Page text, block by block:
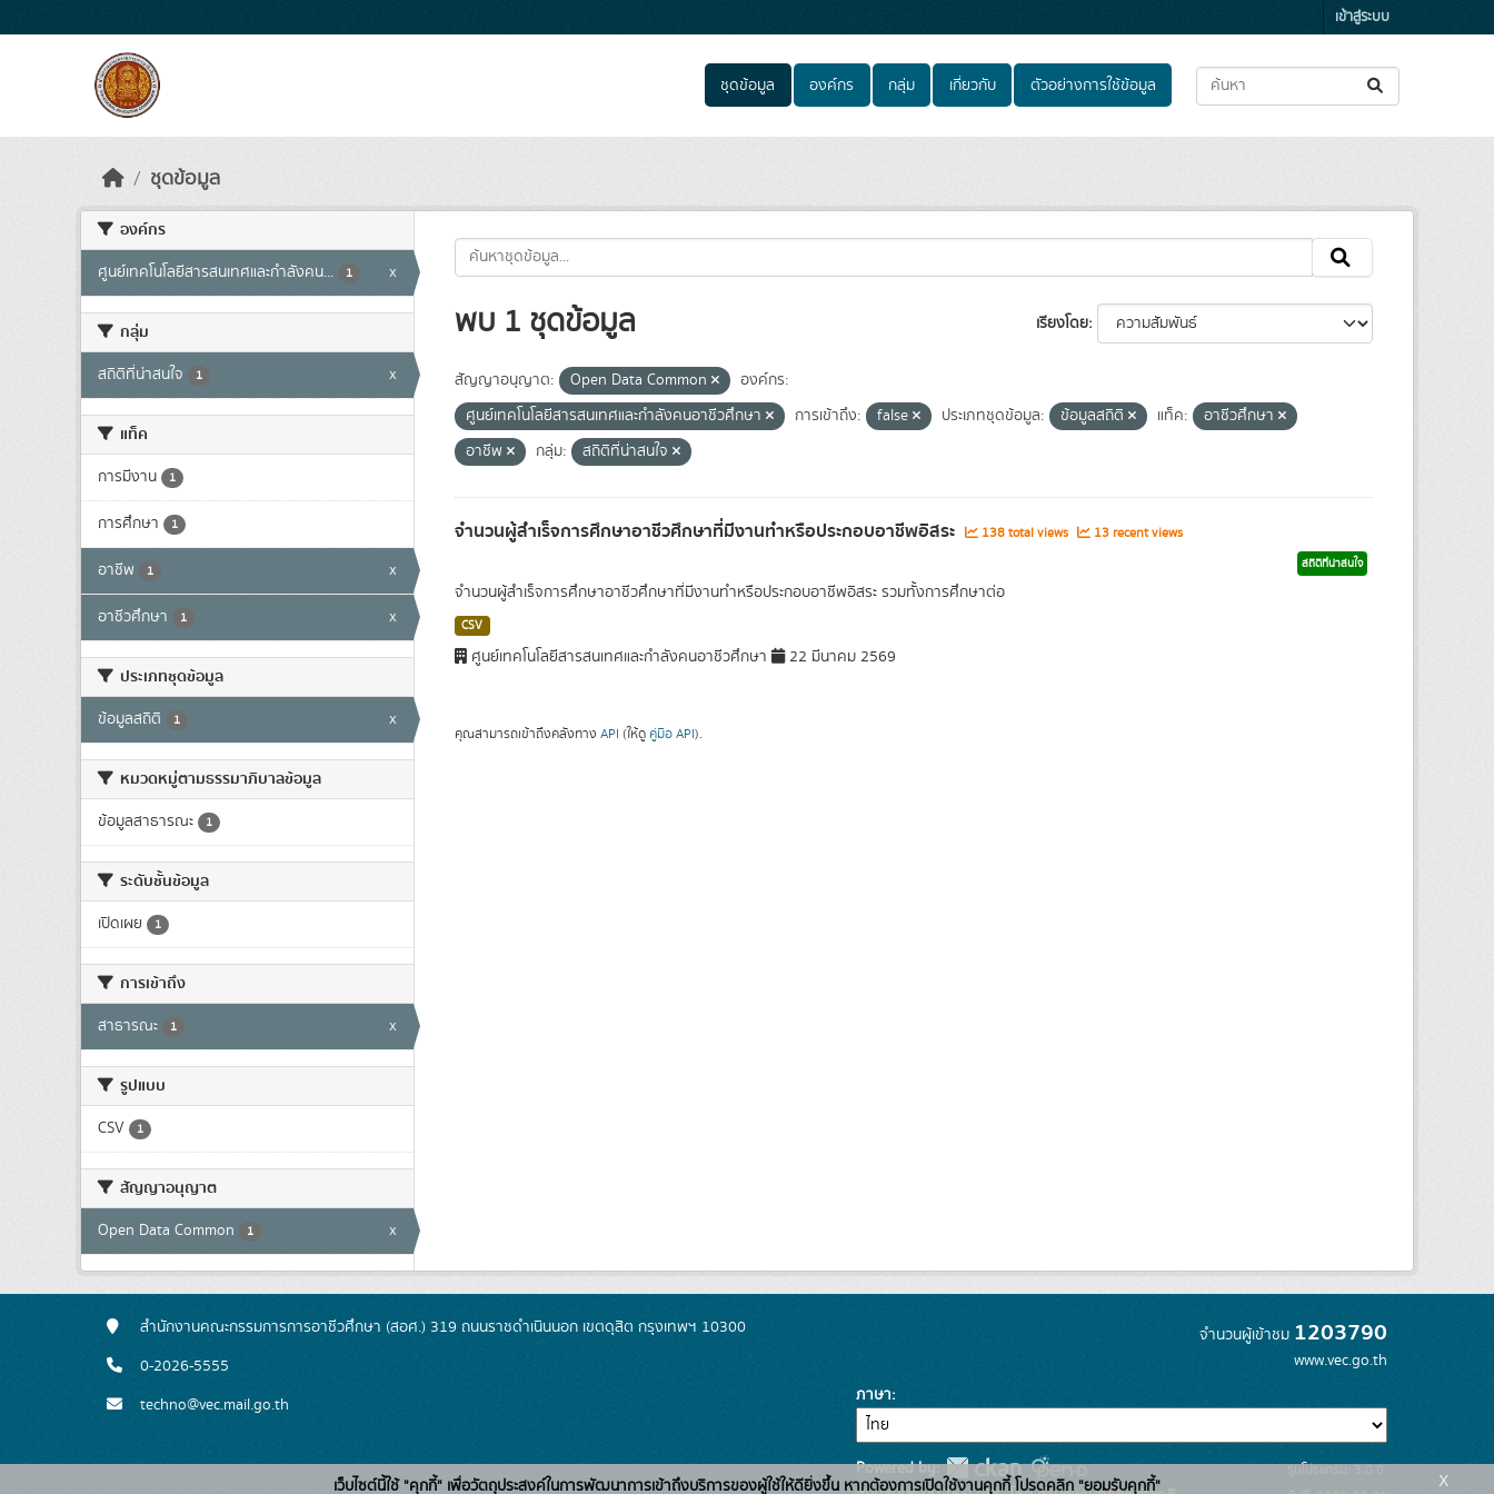
เข้าสู่ระบบ
ชุดข้อมูล องค์กร กลุ่ม เกี่ยวกับ ตัวอย่างการใช้ข้อมูล
ชุดข้อมูล
องค์กร
ศูนย์เทคโนโลยีสารสนเทศและกำลังคน... 1 x
กลุ่ม
สถิติที่น่าสนใจ 1 x
แท็ค
การมีงาน 1
การศึกษา 1
อาชีพ 1 x
อาชีวศึกษา 1 x
ประเภทชุดข้อมูล
ข้อมูลสถิติ 1 x
หมวดหมู่ตามธรรมาภิบาลข้อมูล
ข้อมูลสาธารณะ 1
ระดับชั้นข้อมูล
เปิดเผย 1
การเข้าถึง
สาธารณะ 1 x
รูปแบบ
CSV 1
สัญญาอนุญาต
Open Data Common 1 x
เรียงโดย
พบ 1 ชุดข้อมูล
สัญญาอนุญาต: Open Data Common
องค์กร:
ศูนย์เทคโนโลยีสารสนเทศและกำลังคนอาชีวศึกษา
การเข้าถึง: false ประเภทชุดข้อมูล: ข้อมูลสถิติ แท็ค:
อาชีวศึกษา
อาชีพ
กลุ่ม: สถิติที่น่าสนใจ
จำนวนผู้สำเร็จการศึกษาอาชีวศึกษาที่มีงานทำหรือประกอบอาชีพอิสระ 138 total views 13 recent views
สถิติที่น่าสนใจ
จำนวนผู้สำเร็จการศึกษาอาชีวศึกษาที่มีงานทำหรือประกอบอาชีพอิสระ รวมทั้งการศึกษาต่อ
CSV
ศูนย์เทคโนโลยีสารสนเทศและกำลังคนอาชีวศึกษา 22 มีนาคม 2569
คุณสามารถเข้าถึงคลังทาง API (ให้ดู คู่มือ API).
สำนักงานคณะกรรมการการอาชีวศึกษา (สอศ.) 319 ถนนราชดำเนินนอก เขตดุสิต กรุงเทพฯ 10300
0-2026-5555
techno@vec.mail.go.th
จำนวนผู้เข้าชม 1203790
www.vec.go.th
ภาษา
Powered by:
รุ่นโปรแกรม: 3.0.0
เว็บไซต์นี้ใช้ "คุกกี้" เพื่อวัตถุประสงค์ในการพัฒนาการเข้าถึงบริการของผู้ใช้ให้ดียิ่งขึ้น หากต้องการเปิดใช้งานคุกกี้ โปรดคลิก "ยอมรับคุกกี้" x